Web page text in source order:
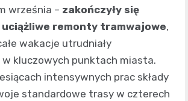
września – zakończyły się
remonty tramwajowe,
wakacje utrudniały
kluczowych punktach miasta.
intensywnych prac składy
standardowe trasy w czterech